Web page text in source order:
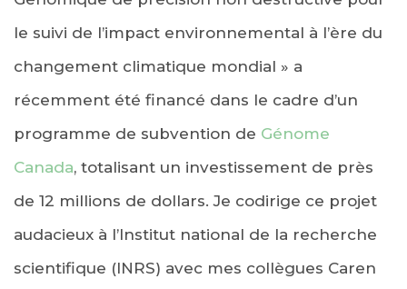
le suivi de l’impact environnemental à l’ère du
changement climatique mondial » a
récemment été financé dans le cadre d’un
programme de subvention de Génome
Canada, totalisant un investissement de près
de 12 millions de dollars. Je codirige ce projet
audacieux à l’Institut national de la recherche
scientifique (INRS) avec mes collègues Caren